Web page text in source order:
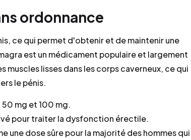
ordonnance
ce qui permet d'obtenir et de maintenir une
est un médicament populaire et largement
lisses dans les corps caverneux, ce qui
le pénis.
mg et 100 mg.
pour traiter la dysfonction érectile.
une dose sûre pour la majorité des hommes qui